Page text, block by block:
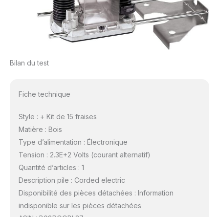
Bilan du test
Fiche technique
Style : + Kit de 15 fraises
Matière : Bois
Type d’alimentation : Électronique
Tension : 2.3E+2 Volts (courant alternatif)
Quantité d’articles : 1
Description pile : Corded electric
Disponibilité des pièces détachées : Information
indisponible sur les pièces détachées